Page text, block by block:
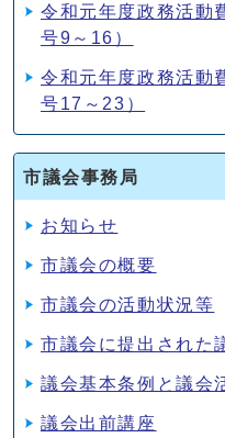
令和元年度政務活動
号9～16）
令和元年度政務活動
号17～23）
市議会事務局
お知らせ
市議会の概要
市議会の活動状況等
市議会に提出された
議会基本条例と議会
議会出前講座